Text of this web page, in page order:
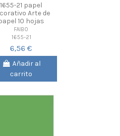
1655-21 papel
Arte de
10 hojas
FAIBO
1655-21
6,56 €
Añadir al
carrito